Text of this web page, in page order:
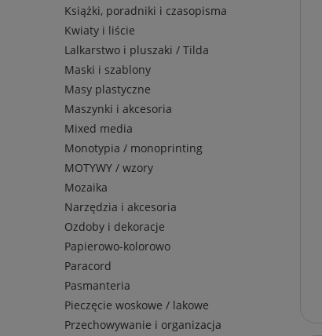
Książki, poradniki i czasopisma
Kwiaty i liście
Lalkarstwo i pluszaki / Tilda
Maski i szablony
Masy plastyczne
Maszynki i akcesoria
Mixed media
Monotypia / monoprinting
MOTYWY / wzory
Mozaika
Narzędzia i akcesoria
Ozdoby i dekoracje
Papierowo-kolorowo
Paracord
Pasmanteria
Pieczęcie woskowe / lakowe
Przechowywanie i organizacja